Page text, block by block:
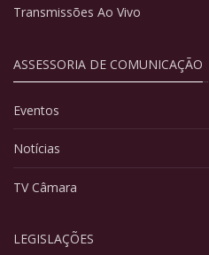
Transmissões Ao Vivo
ASSESSORIA DE COMUNICAÇÃO
Eventos
Notícias
TV Câmara
LEGISLAÇÕES